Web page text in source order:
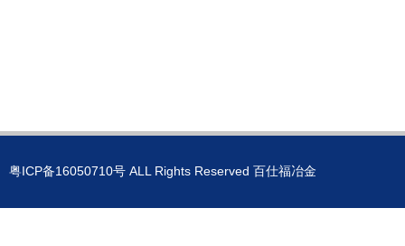
粤ICP备16050710号 ALL Rights Reserved 百仕福冶金